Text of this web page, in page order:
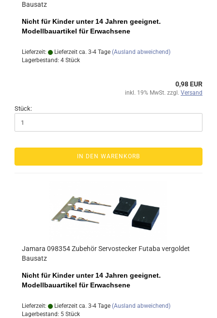
Bausatz
Nicht für Kinder unter 14 Jahren geeignet.
Modellbauartikel für Erwachsene
Lieferzeit: Lieferzeit ca. 3-4 Tage (Ausland abweichend)
Lagerbestand: 4 Stück
0,98 EUR
inkl. 19% MwSt. zzgl. Versand
Stück:
IN DEN WARENKORB
Jamara 098354 Zubehör Servostecker Futaba vergoldet
Bausatz
Nicht für Kinder unter 14 Jahren geeignet.
Modellbauartikel für Erwachsene
Lieferzeit: Lieferzeit ca. 3-4 Tage (Ausland abweichend)
Lagerbestand: 5 Stück